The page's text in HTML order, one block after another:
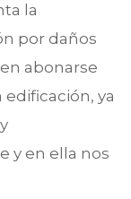
la
por daños
abonarse
ya
y en ella nos